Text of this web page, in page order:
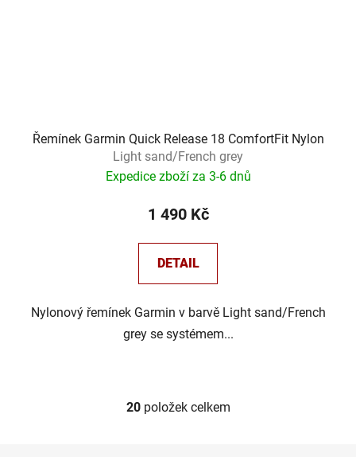
Řemínek Garmin Quick Release 18 ComfortFit Nylon
Light sand/French grey
Expedice zboží za 3-6 dnů
1 490 Kč
DETAIL
Nylonový řemínek Garmin v barvě Light sand/French
grey se systémem...
O
20položek celkem